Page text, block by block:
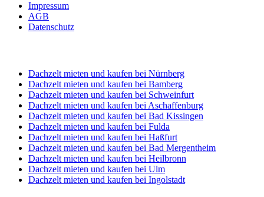
Impressum
AGB
Datenschutz
Dachzelt mieten und kaufen bei Nürnberg
Dachzelt mieten und kaufen bei Bamberg
Dachzelt mieten und kaufen bei Schweinfurt
Dachzelt mieten und kaufen bei Aschaffenburg
Dachzelt mieten und kaufen bei Bad Kissingen
Dachzelt mieten und kaufen bei Fulda
Dachzelt mieten und kaufen bei Haßfurt
Dachzelt mieten und kaufen bei Bad Mergentheim
Dachzelt mieten und kaufen bei Heilbronn
Dachzelt mieten und kaufen bei Ulm
Dachzelt mieten und kaufen bei Ingolstadt